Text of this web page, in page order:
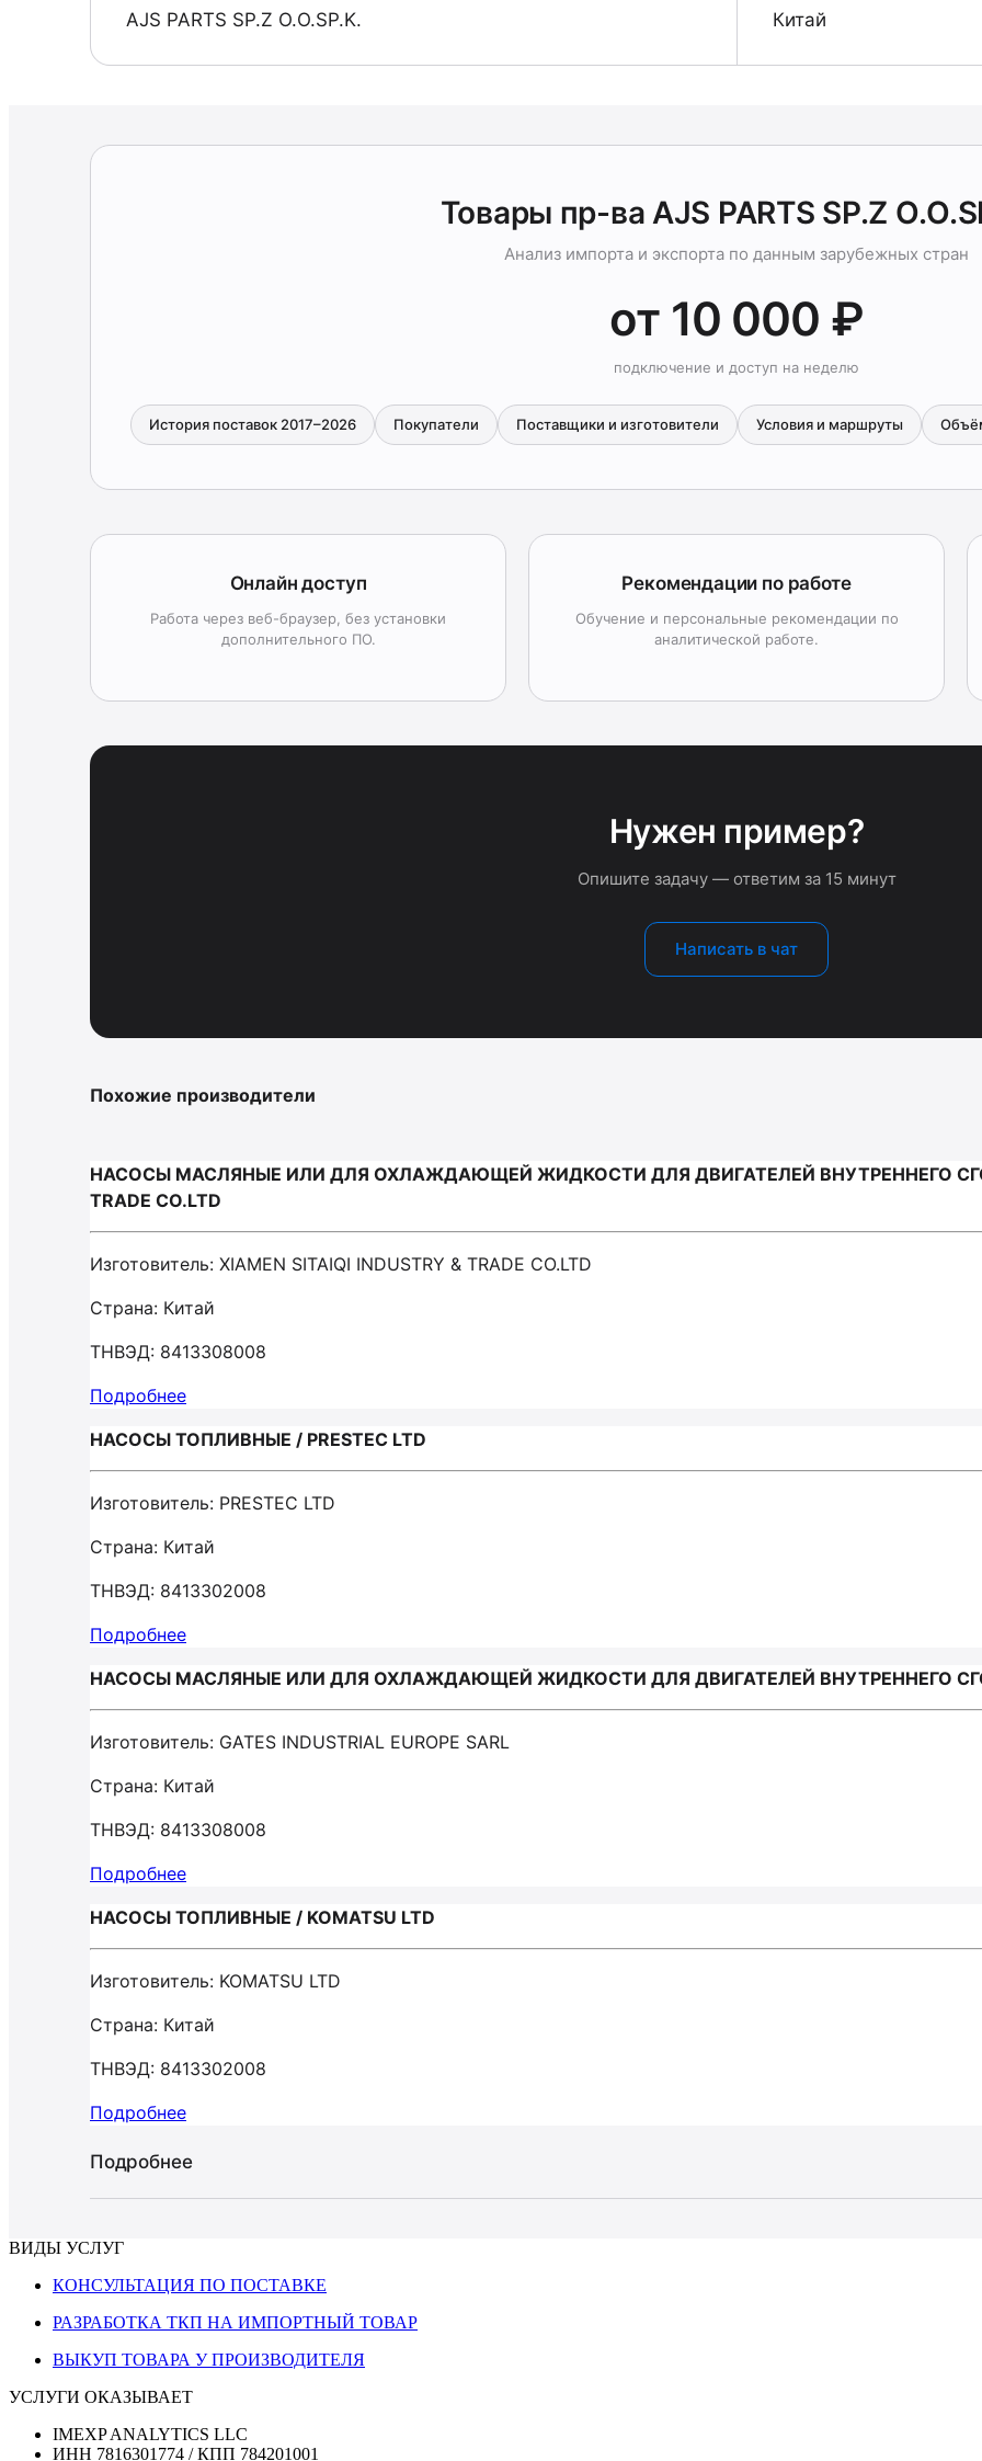
AJS PARTS SP.Z O.O.SP.K. Китай
Товары пр-ва AJS PARTS SP.Z
Анализ импорта и экспорта по данным зарубежных стран
от 10 000 ₽
подключение и доступ на неделю
История поставок 2017–2026 Покупатели Поставщики и изготовители Условия и маршруты
Онлайн доступ
Работа через веб-браузер, без установки
дополнительного ПО.
Рекомендации по работе
Обучение и персональные рекомендации по
аналитической работе.
Нужен пример?
Опишите задачу — ответим за 15 минут
Написать в чат
Похожие производители
НАСОСЫ МАСЛЯНЫЕ ИЛИ ДЛЯ ОХЛАЖДАЮЩЕЙ ЖИДКОСТИ ДЛЯ ДВИГАТЕЛЕЙ ВНУТРЕННЕГО
TRADE CO.LTD
Изготовитель: XIAMEN SITAIQI INDUSTRY & TRADE CO.LTD
Страна: Китай
ТНВЭД: 8413308008
Подробнее
НАСОСЫ ТОПЛИВНЫЕ / PRESTEC LTD
Изготовитель: PRESTEC LTD
Страна: Китай
ТНВЭД: 8413302008
Подробнее
НАСОСЫ МАСЛЯНЫЕ ИЛИ ДЛЯ ОХЛАЖДАЮЩЕЙ ЖИДКОСТИ ДЛЯ ДВИГАТЕЛЕЙ ВНУТРЕННЕГО
Изготовитель: GATES INDUSTRIAL EUROPE SARL
Страна: Китай
ТНВЭД: 8413308008
Подробнее
НАСОСЫ ТОПЛИВНЫЕ / KOMATSU LTD
Изготовитель: KOMATSU LTD
Страна: Китай
ТНВЭД: 8413302008
Подробнее
Подробнее
ВИДЫ УСЛУГ
КОНСУЛЬТАЦИЯ ПО ПОСТАВКЕ
РАЗРАБОТКА ТКП НА ИМПОРТНЫЙ ТОВАР
ВЫКУП ТОВАРА У ПРОИЗВОДИТЕЛЯ
УСЛУГИ ОКАЗЫВАЕТ
IMEXP ANALYTICS LLC
ИНН 7816301774 / КПП 784201001